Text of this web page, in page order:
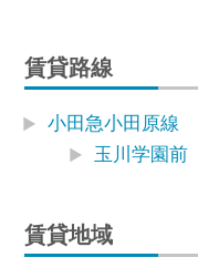
賃貸路線
小田急小田原線
玉川学園前
賃貸地域